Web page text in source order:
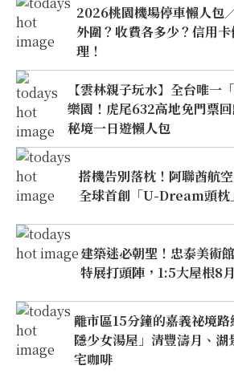
2026桃園機場停車懶人包
外圍？收費各多少？信用
理！
【雲林親子玩水】全台唯一
樂園！虎尾632高地免門票
秘境一日遊懶人包
搭機告別落枕！阿聯酋航
全球首創「U-Dream頭枕
建築迷必朝聖！忠泰美術
特展打頭陣，1:5大屋根8
離市區15分鐘的嘉義祕境
隱少女湯屋」清豐濤月、
宅咖啡